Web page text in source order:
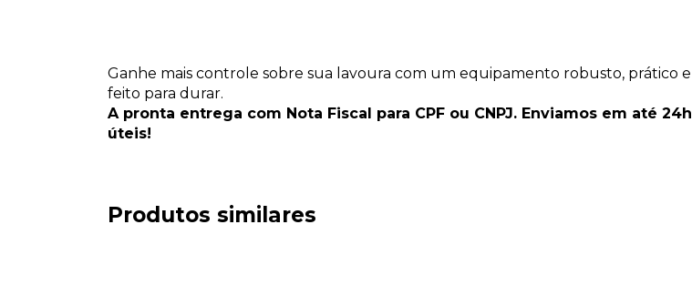
Ganhe mais controle sobre sua lavoura com um equipamento robusto, prático e
feito para durar.
A pronta entrega com Nota Fiscal para CPF ou CNPJ. Enviamos em até 24h
úteis!
Produtos similares